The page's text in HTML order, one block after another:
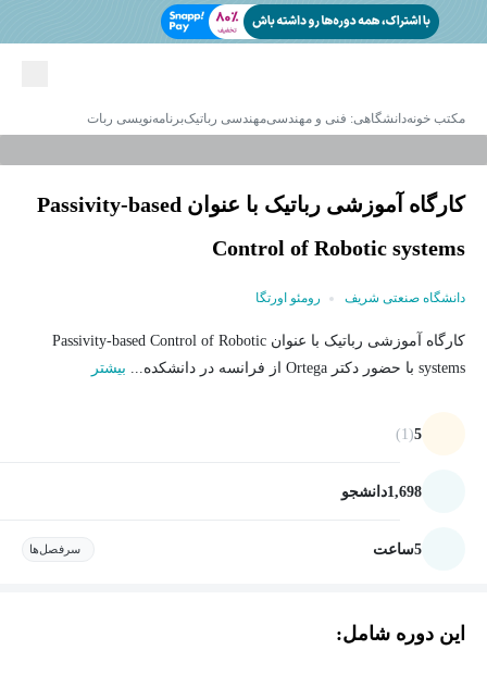
مکتب خونهدانشگاهی: فنی و مهندسیمهندسی رباتیکبرنامه‌نویسی ربات
کارگاه آموزشی رباتیک با عنوان Passivity-based
Control of Robotic systems
دانشگاه صنعتی شریف رومئو اورتگا
کارگاه آموزشی رباتیک با عنوان Passivity-based Control of Robotic
systems با حضور دکتر Ortega از فرانسه در دانشکده...
بیشتر
5
(1)
1,698دانشجو
5ساعت سرفصل‌ها
این دوره شامل: